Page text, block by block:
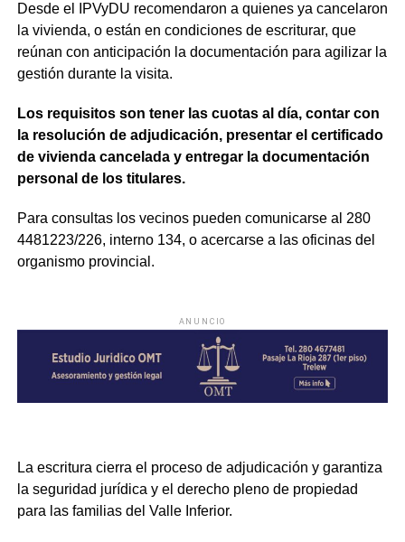
Desde el IPVyDU recomendaron a quienes ya cancelaron
la vivienda, o están en condiciones de escriturar, que
reúnan con anticipación la documentación para agilizar la
gestión durante la visita.
Los requisitos son tener las cuotas al día, contar con
la resolución de adjudicación, presentar el certificado
de vivienda cancelada y entregar la documentación
personal de los titulares.
Para consultas los vecinos pueden comunicarse al 280
4481223/226, interno 134, o acercarse a las oficinas del
organismo provincial.
ANUNCIO
La escritura cierra el proceso de adjudicación y garantiza
la seguridad jurídica y el derecho pleno de propiedad
para las familias del Valle Inferior.